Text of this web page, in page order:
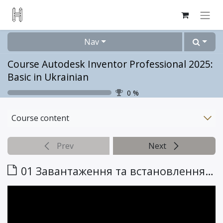
Nav
Course Autodesk Inventor Professional 2025:
Basic in Ukrainian
0 %
Course content
01 Завантаження та встановлення програми
Prev Next